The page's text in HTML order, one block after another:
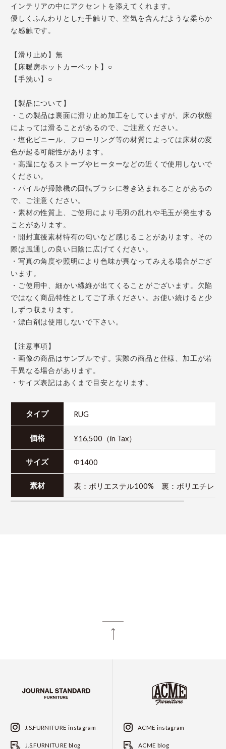
インテリアの中にアクセントを添えてくれます。
優しくふんわりとした手触りで、空気を含んだような柔らか
な感触です。
【滑り止め】無
【床暖房ホットカーペット】○
【手洗い】○
【製品について】
・この製品は裏面に滑り止め加工をしていますが、床の状態
によっては滑ることがあるので、ご注意ください。
・塩化ビニール、フローリング等の材質によっては床材の変
色が起る可能性があります。
・高温になるストーブやヒーターなどの近くで使用しないで
ください。
・パイルが掃除機の回転ブラシに巻き込まれることがあるの
で、ご注意ください。
・素材の性質上、ご使用により毛羽の乱れや毛玉が発生する
ことがあります。
・開封直後素材特有の匂いなど感じることがあります。その
際は風通しの良い日陰に広げてください。
・写真の角度や照明により色味が異なってみえる場合がござ
います。
・ご使用中、細かい繊維が出てくることがございます。欠陥
ではなく商品特性としてご了承ください。お使い続けると少
しずつ収まります。
・漂白剤は使用しないで下さい。
【注意事項】
・画像の商品はサンプルです。実際の商品と仕様、加工が若
干異なる場合があります。
・サイズ表記はあくまで目安となります。
タイプ RUG
価格 ¥16,500（in Tax）
サイズ Φ1400
素材 表：ポリエステル100% 裏：ポリエチレン
J.S.FURNITURE instagram
J.S.FURNITURE blog
ACME instagram
ACME blog